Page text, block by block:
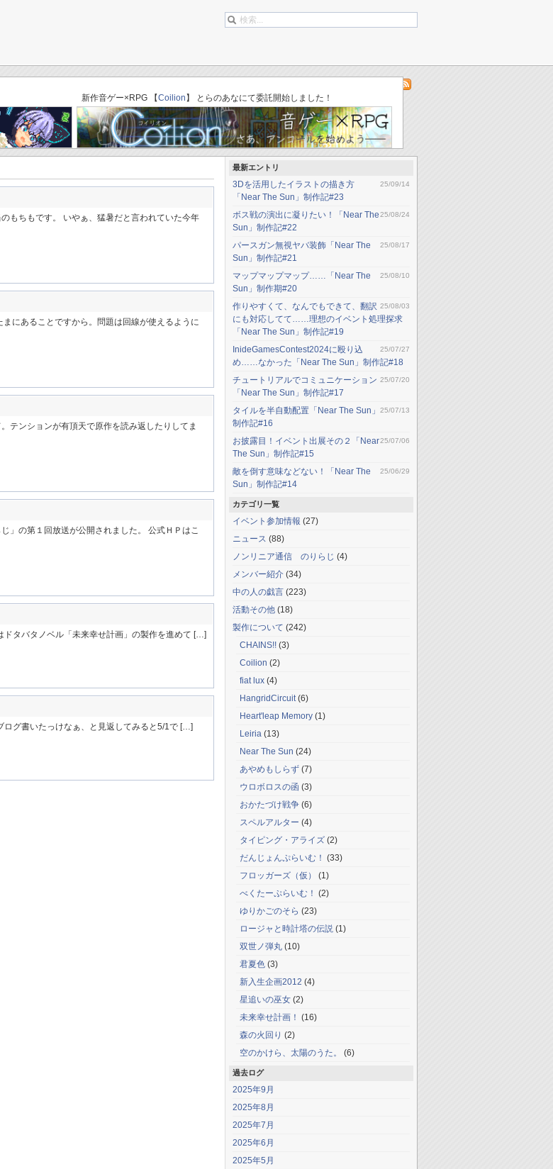
新作音ゲー×RPG 【Coilion 】 とらのあなにて委託開始しました！
もちもです。 いやぁ、猛暑だと言われていた今年
にあることですから。問題は回線が使えるように
テンションが有頂天で原作を読み返したりしてま
」の第１回放送が公開されました。 公式ＨＰはこ
タバタノベル「未来幸せ計画」の製作を進めて […]
ログ書いたっけなぁ、と見返してみると5/1で […]
最新エントリ
25/09/14
3Dを活用したイラストの描き方
「Near The Sun」制作記#23
25/08/24
ボス戦の演出に凝りたい！「Near The
Sun」制作記#22
25/08/17
パースガン無視ヤバ装飾「Near The
Sun」制作記#21
25/08/10
マップマップマップ……「Near The
Sun」制作期#20
25/08/03
作りやすくて、なんでもできて、翻訳
にも対応してて……理想のイベント処理探求
「Near The Sun」制作記#19
25/07/27
InideGamesContest2024に殴り込
め……なかった「Near The Sun」制作記#18
25/07/20
チュートリアルでコミュニケーション
「Near The Sun」制作記#17
25/07/13
タイルを半自動配置「Near The Sun」
制作記#16
25/07/06
お披露目！イベント出展その２「Near
The Sun」制作記#15
25/06/29
敵を倒す意味などない！「Near The
Sun」制作記#14
カテゴリ一覧
イベント参加情報 (27)
ニュース (88)
ノンリニア通信 のりらじ (4)
メンバー紹介 (34)
中の人の戯言 (223)
活動その他 (18)
製作について (242)
CHAINS!! (3)
Coilion (2)
fiat lux (4)
HangridCircuit(6)
Heart'leap Memory (1)
Leiria (13)
Near The Sun (24)
あやめもしらず (7)
ウロボロスの函 (3)
おかたづけ戦争 (6)
スペルアルター (4)
タイピング・アライズ (2)
だんじょんぷらいむ！ (33)
フロッガーズ（仮）
(1)
べくたーぷらいむ！ (2)
ゆりかごのそら (23)
ロージャと時計塔の伝説 (1)
双世ノ弾丸 (10)
君夏色 (3)
新入生企画2012 (4)
星追いの巫女 (2)
未来幸せ計画！ (16)
森の火回り (2)
空のかけら、太陽のうた。
(6)
過去ログ
2025年9月
2025年8月
2025年7月
2025年6月
2025年5月